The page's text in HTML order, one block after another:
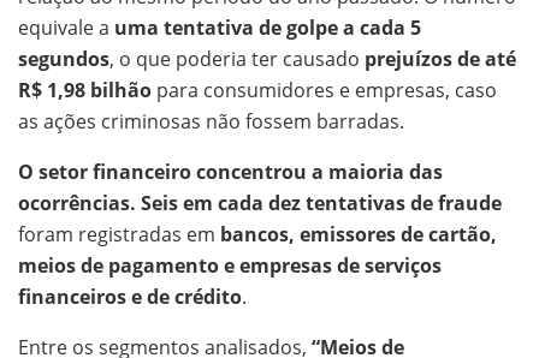
equivale a uma tentativa de golpe a cada 5
segundos, o que poderia ter causado prejuízos de até
R$ 1,98 bilhão para consumidores e empresas, caso
as ações criminosas não fossem barradas.
O setor financeiro concentrou a maioria das
ocorrências. Seis em cada dez tentativas de fraude
foram registradas em bancos, emissores de cartão,
meios de pagamento e empresas de serviços
financeiros e de crédito.
Entre os segmentos analisados, “Meios de